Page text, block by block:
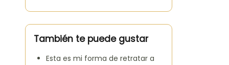
También te puede gustar
Esta es mi forma de retratar a